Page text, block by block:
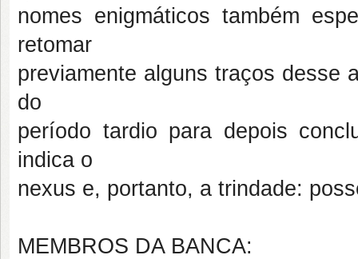
nomes enigmáticos também
retomar
previamente alguns traços desse
do
período tardio para depois
indica o
nexus e, portanto, a trindade:
MEMBROS DA BANCA: